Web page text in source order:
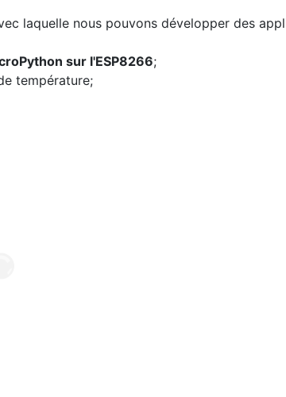
laquelle nous pouvons développer des
sur l'ESP8266;
température;